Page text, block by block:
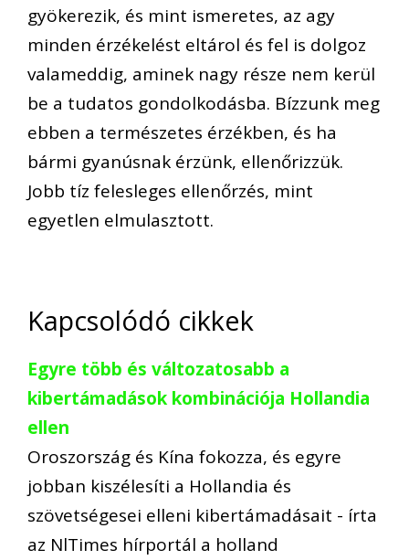
gyökerezik, és mint ismeretes, az agy
minden érzékelést eltárol és fel is dolgoz
valameddig, aminek nagy része nem kerül
be a tudatos gondolkodásba. Bízzunk meg
ebben a természetes érzékben, és ha
bármi gyanúsnak érzünk, ellenőrizzük.
Jobb tíz felesleges ellenőrzés, mint
egyetlen elmulasztott.
Kapcsolódó cikkek
Egyre több és változatosabb a
kibertámadások kombinációja Hollandia
ellen
Oroszország és Kína fokozza, és egyre
jobban kiszélesíti a Hollandia és
szövetségesei elleni kibertámadásait - írta
az NlTimes hírportál a holland